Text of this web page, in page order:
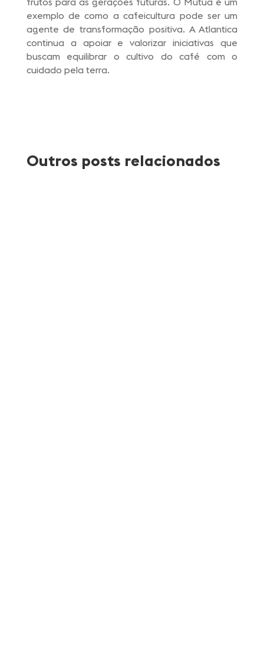
exemplo de como a cafeicultura pode ser um
agente de transformação positiva. A Atlantica
continua a apoiar e valorizar iniciativas que
buscam equilibrar o cultivo do café com o
cuidado pela terra.
Outros posts relacionados